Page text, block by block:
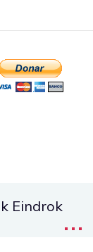
Eindrok...